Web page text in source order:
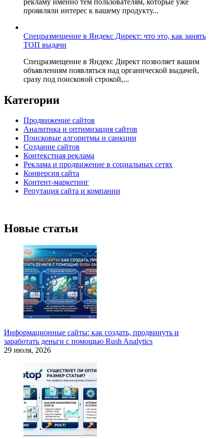
проявляли интерес к вашему продукту...
Спецразмещение в Яндекс Директ: что это, как занять
ТОП выдачи
Спецразмещение в Яндекс Директ позволяет вашим
объявлениям появляться над органической выдачей,
сразу под поисковой строкой,...
Категории
Продвижение сайтов
Аналитика и оптимизация сайтов
Поисковые алгоритмы и санкции
Создание сайтов
Контекстная реклама
Реклама и продвижение в социальных сетях
Конверсия сайта
Контент-маркетинг
Репутация сайта и компании
Новые статьи
Информационные сайты: как создать, продвинуть и
заработать деньги с помощью Rush Analytics
29 июля, 2026